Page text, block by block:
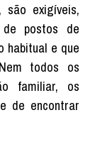
são exigíveis,
postos de
habitual e que
todos os
familiar, os
de encontrar